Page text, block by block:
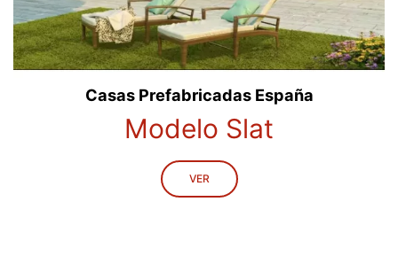
Casas Prefabricadas España
Modelo Slat
VER